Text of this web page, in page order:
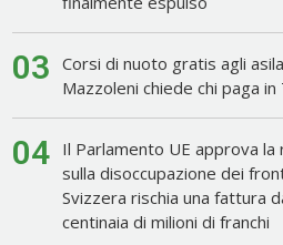
03 Corsi di nuoto gratis agli
Mazzoleni chiede chi paga in
04
Il Parlamento UE approva la
sulla disoccupazione dei
Svizzera rischia una fattura
centinaia di milioni di franchi